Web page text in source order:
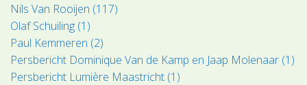
Nils Van Rooijen (117)
Olaf Schuiling (1)
Paul Kemmeren (2)
Persbericht Dominique Van de Kamp en Jaap Molenaar (1)
Persbericht Lumière Maastricht (1)